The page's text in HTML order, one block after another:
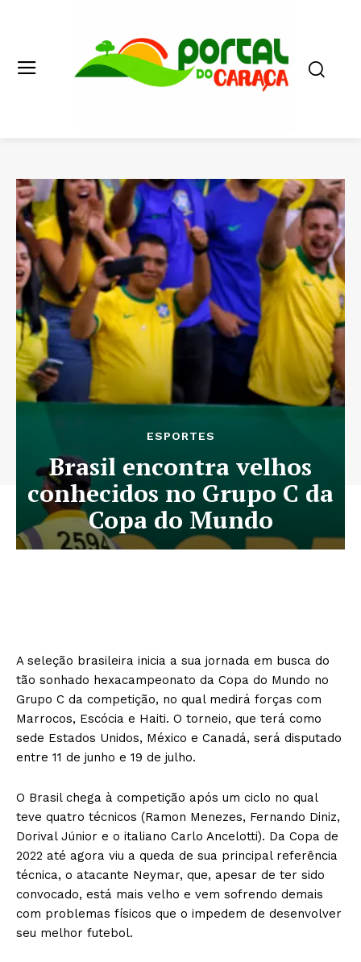
ESPORTES
Brasil encontra velhos
conhecidos no Grupo C da
Copa do Mundo
A seleção brasileira inicia a sua jornada em busca do
tão sonhado hexacampeonato da Copa do Mundo no
Grupo C da competição, no qual medirá forças com
Marrocos, Escócia e Haiti. O torneio, que terá como
sede Estados Unidos, México e Canadá, será disputado
entre 11 de junho e 19 de julho.
O Brasil chega à competição após um ciclo no qual
teve quatro técnicos (Ramon Menezes, Fernando Diniz,
Dorival Júnior e o italiano Carlo Ancelotti). Da Copa de
2022 até agora viu a queda de sua principal referência
técnica, o atacante Neymar, que, apesar de ter sido
convocado, está mais velho e vem sofrendo demais
com problemas físicos que o impedem de desenvolver
seu melhor futebol.